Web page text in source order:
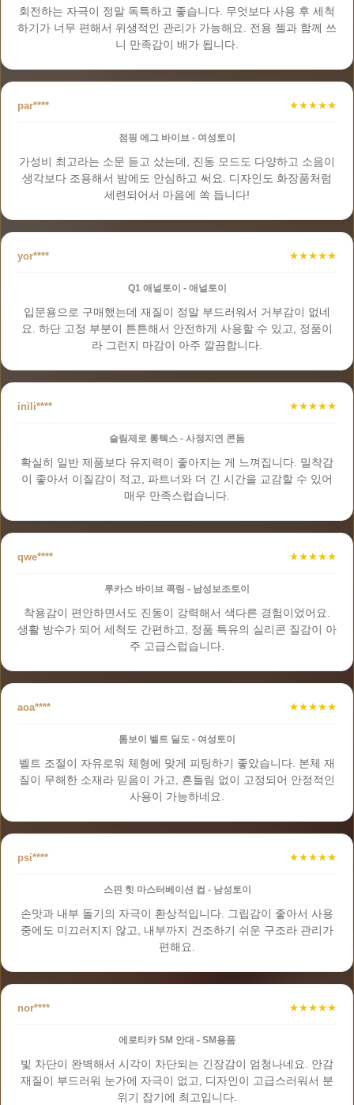
회전하는 자극이 정말 독특하고 좋습니다. 무엇보다 사용 후 세척
하기가 너무 편해서 위생적인 관리가 가능해요. 전용 젤과 함께 쓰
니 만족감이 배가 됩니다.
par**** ★★★★★
점핑 에그 바이브 - 여성토이
가성비 최고라는 소문 듣고 샀는데, 진동 모드도 다양하고 소음이
생각보다 조용해서 밤에도 안심하고 써요. 디자인도 화장품처럼
세련되어서 마음에 쏙 듭니다!
yor**** ★★★★★
Q1 애널토이 - 애널토이
입문용으로 구매했는데 재질이 정말 부드러워서 거부감이 없네
요. 하단 고정 부분이 튼튼해서 안전하게 사용할 수 있고, 정품이
라 그런지 마감이 아주 깔끔합니다.
inili**** ★★★★★
슬림제로 롱텍스 - 사정지연 콘돔
확실히 일반 제품보다 유지력이 좋아지는 게 느껴집니다. 밀착감
이 좋아서 이질감이 적고, 파트너와 더 긴 시간을 교감할 수 있어
매우 만족스럽습니다.
qwe**** ★★★★★
루카스 바이브 콕링 - 남성보조토이
착용감이 편안하면서도 진동이 강력해서 색다른 경험이었어요.
생활 방수가 되어 세척도 간편하고, 정품 특유의 실리콘 질감이 아
주 고급스럽습니다.
aoa**** ★★★★★
톰보이 벨트 딜도 - 여성토이
벨트 조절이 자유로워 체형에 맞게 피팅하기 좋았습니다. 본체 재
질이 무해한 소재라 믿음이 가고, 흔들림 없이 고정되어 안정적인
사용이 가능하네요.
psi**** ★★★★★
스핀 힛 마스터베이션 컵 - 남성토이
손맛과 내부 돌기의 자극이 환상적입니다. 그립감이 좋아서 사용
중에도 미끄러지지 않고, 내부까지 건조하기 쉬운 구조라 관리가
편해요.
nor**** ★★★★★
에로티카 SM 안대 - SM용품
빛 차단이 완벽해서 시각이 차단되는 긴장감이 엄청나네요. 안감
재질이 부드러워 눈가에 자극이 없고, 디자인이 고급스러워서 분
위기 잡기에 최고입니다.